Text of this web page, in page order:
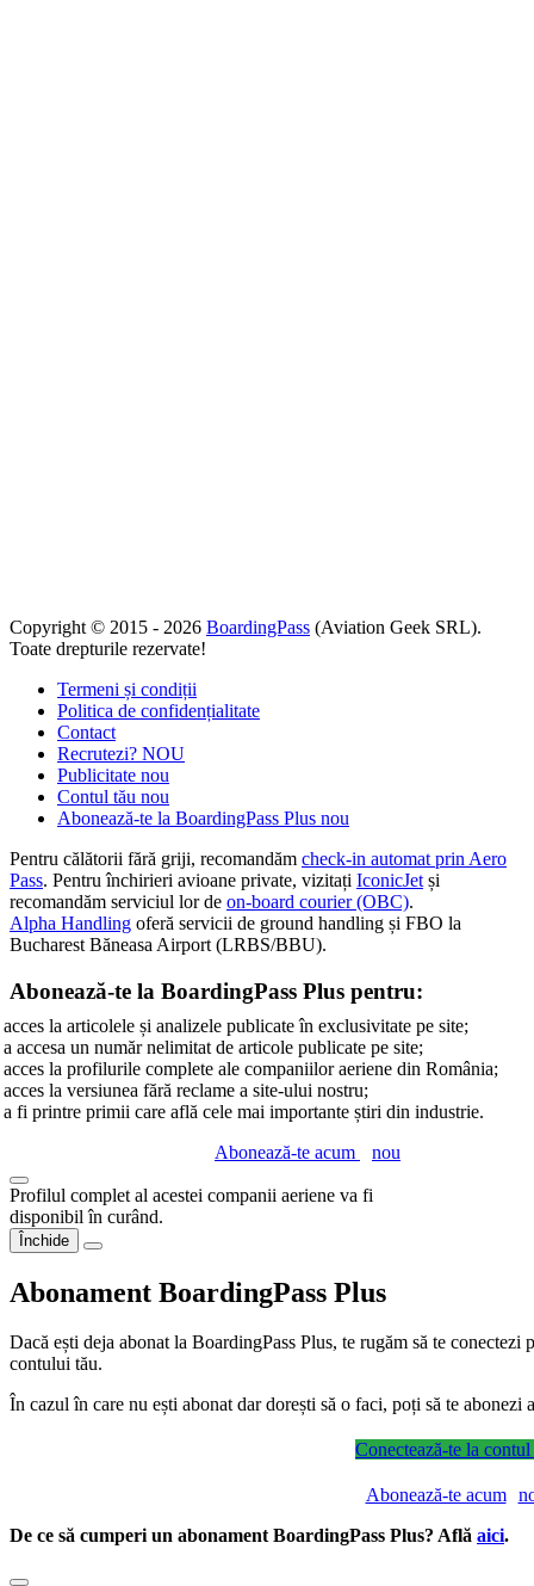
Copyright © 2015 - 2026 BoardingPass (Aviation Geek SRL).
Toate drepturile rezervate!
Termeni și condiții
Politica de confidențialitate
Contact
Recrutezi? NOU
Publicitate nou
Contul tău nou
Abonează-te la BoardingPass Plus nou
Pentru călătorii fără griji, recomandăm check-in automat prin Aero
Pass. Pentru închirieri avioane private, vizitați IconicJet și
recomandăm serviciul lor de on-board courier (OBC).
Alpha Handling oferă servicii de ground handling și FBO la
Bucharest Băneasa Airport (LRBS/BBU).
Abonează-te la BoardingPass Plus pentru:
acces la articolele și analizele publicate în exclusivitate pe site;
a accesa un număr nelimitat de articole publicate pe site;
acces la profilurile complete ale companiilor aeriene din România;
acces la versiunea fără reclame a site-ului nostru;
a fi printre primii care află cele mai importante știri din industrie.
Abonează-te acum
nou
Profilul complet al acestei companii aeriene va fi
disponibil în curând.
Închide
Abonament BoardingPass Plus
Dacă ești deja abonat la BoardingPass Plus, te rugăm să te
contului tău.
În cazul în care nu ești abonat dar dorești să o faci, poți să te
Conectează-te la contul
Abonează-te acum
De ce să cumperi un abonament BoardingPass Plus? Află aici.